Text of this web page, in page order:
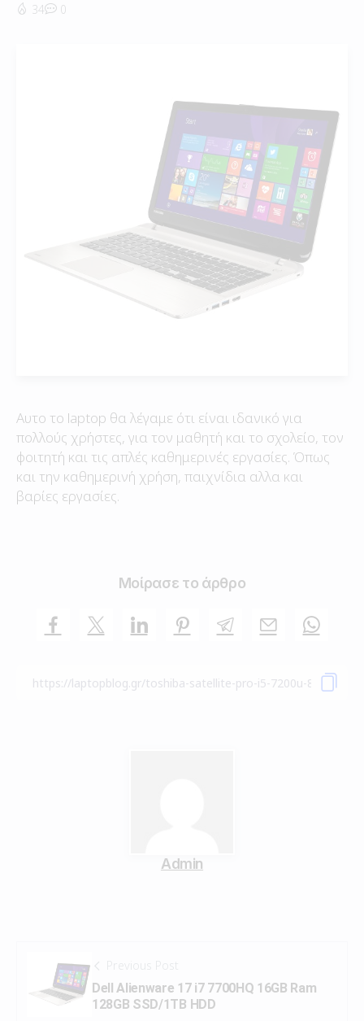
34
0
Αυτο το laptop θα λέγαμε ότι είναι ιδανικό για
πολλούς χρήστες, για τον μαθητή και το σχολείο, τον
φοιτητή και τις απλές καθημερινές εργασίες. Όπως
και την καθημερινή χρήση, παιχνίδια αλλα και
βαρίες εργασίες.
Μοίρασε το άρθρο
Admin
Previous Post
Dell Alienware 17 i7 7700HQ 16GB Ram
128GB SSD/1TB HDD